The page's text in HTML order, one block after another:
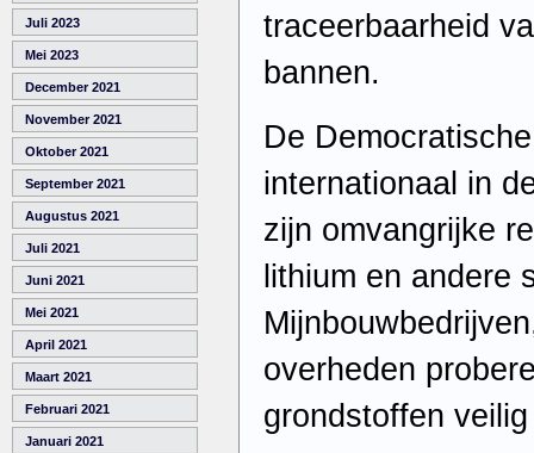
Juli 2023
Mei 2023
December 2021
November 2021
Oktober 2021
September 2021
Augustus 2021
Juli 2021
Juni 2021
Mei 2021
April 2021
Maart 2021
Februari 2021
Januari 2021
traceerbaarheid
bannen.
De
internationaal in
zijn omvangrijke
lithium en andere
overheden
grondstoffen